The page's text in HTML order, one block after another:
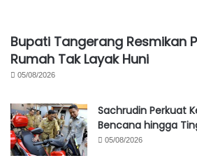
Bupati Tangerang Resmikan
Rumah Tak Layak Huni
05/08/2026
Sachrudin Perkuat
Bencana hingga
05/08/2026